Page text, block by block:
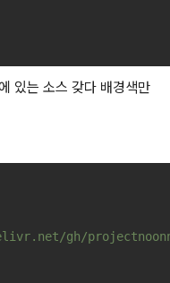
있는 소스 갖다 배경색만
gh/